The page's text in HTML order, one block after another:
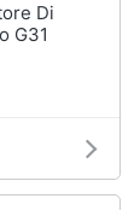
Di
G31